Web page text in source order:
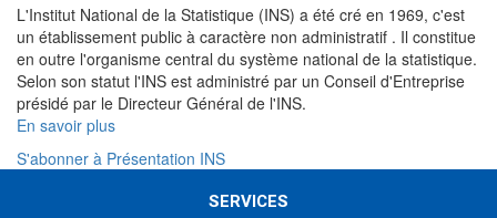
L'Institut National de la Statistique (INS) a été cré en 1969, c'est
un établissement public à caractère non administratif . Il constitue
en outre l'organisme central du système national de la statistique.
Selon son statut l'INS est administré par un Conseil d'Entreprise
présidé par le Directeur Général de l'INS.
En savoir plus
L'Institut
National
S'abonner à Présentation INS
SERVICES